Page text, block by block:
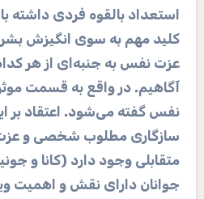
استعداد بالقوه فردی داشته
کلید مهم به سوی انگیزش
عزت نفس به جنبه‌ای از هر
آگاهیم. در واقع به قسمت
نفس گفته می‌شود. اعتقاد بر
سازگاری مطلوب شخصی و عزت
جوانان دارای نقش و اهمیت